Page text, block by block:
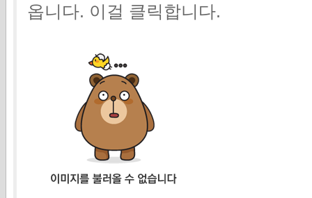
옵니다. 이걸 클릭합니다.